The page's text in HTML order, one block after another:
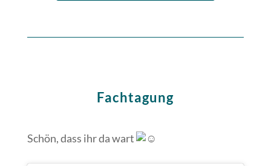
Fachtagung
Schön, dass ihr da wart